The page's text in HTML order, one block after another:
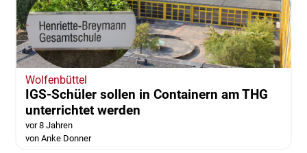
Wolfenbüttel
IGS-Schüler sollen in Containern am THG
unterrichtet werden
vor 8 Jahren
von Anke Donner